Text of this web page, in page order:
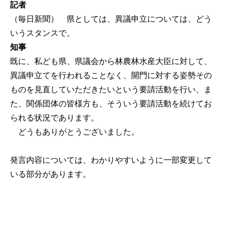
記者
（毎日新聞） 県としては、異議申立については、どう
いうスタンスで。
知事
既に、私ども県、県議会から林農林水産大臣に対して、
異議申立てを行われることなく、開門に対する姿勢その
ものを見直していただきたいという要請活動を行い、ま
た、関係団体の皆様方も、そういう要請活動を続けてお
られる状況であります。
どうもありがとうございました。
発言内容については、わかりやすいように一部変更して
いる部分があります。